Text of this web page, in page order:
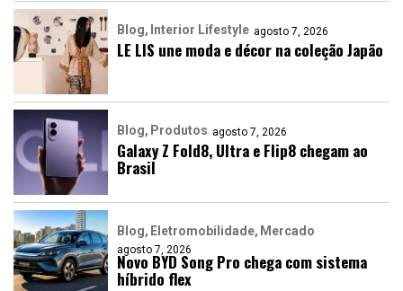
Blog Interior Lifestyle agosto 7, 2026
LE LIS une moda e décor na coleção Japão
Blog Produtos agosto 7, 2026
Galaxy Z Fold8, Ultra e Flip8 chegam ao
Brasil
Blog Eletromobilidade Mercado
agosto 7, 2026
Novo BYD Song Pro chega com sistema
híbrido flex